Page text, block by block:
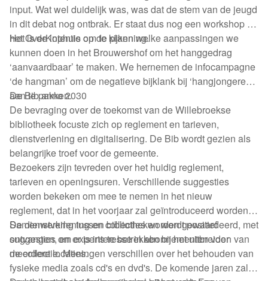
input. Wat wel duidelijk was, was dat de stem van de jeugd
in dit debat nog ontbrak. Er staat dus nog een workshop in
het OverKophuis op de planning.
Het is de intentie om te kijken welke aanpassingen we
kunnen doen in het Brouwershof om het hanggedrag
‘aanvaardbaar’ te maken. We hernemen de infocampagne
‘de hangman’ om de negatieve bijklank bij ‘hangjongeren’
aan te pakken.
De Bib anno 2030
De bevraging over de toekomst van de Willebroekse
bibliotheek focuste zich op reglement en tarieven,
dienstverlening en digitalisering. De Bib wordt gezien als
belangrijke troef voor de gemeente.
Bezoekers zijn tevreden over het huidig reglement,
tarieven en openingsuren. Verschillende suggesties
worden bekeken om mee te nemen in het nieuw
reglement, dat in het voorjaar zal geïntroduceerd worden.
Samenwerking tussen bibliotheken wordt positief
ontvangen, en er is interesse in abonnementen voor
meerdere locaties.
De dienstverlening en collecties worden gewaardeerd, met
suggesties om experts te betrekken bij het uitbreiden van
de collectie. Meningen verschillen over het behouden van
fysieke media zoals cd's en dvd's. De komende jaren zal